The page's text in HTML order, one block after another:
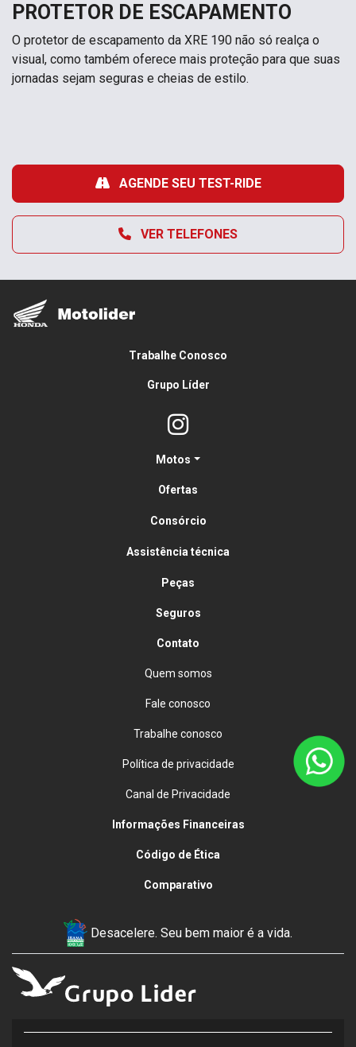
PROTETOR DE ESCAPAMENTO
O protetor de escapamento da XRE 190 não só realça o
visual, como também oferece mais proteção para que suas
jornadas sejam seguras e cheias de estilo.
VER TELEFONES
AGENDE SEU TEST-RIDE
Trabalhe Conosco
Grupo Líder
Motos
Ofertas
Consórcio
Assistência técnica
Peças
Seguros
Contato
Quem somos
Fale conosco
Trabalhe conosco
Política de privacidade
Canal de Privacidade
Informações Financeiras
Código de Ética
Comparativo
Desacelere. Seu bem maior é a vida.